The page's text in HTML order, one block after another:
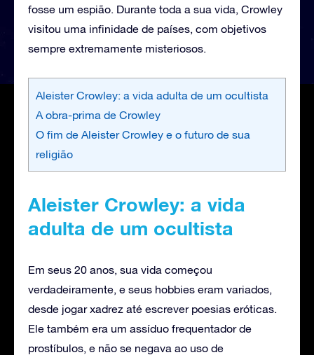
fosse um espião. Durante toda a sua vida, Crowley
visitou uma infinidade de países, com objetivos
sempre extremamente misteriosos.
Aleister Crowley: a vida adulta de um ocultista
A obra-prima de Crowley
O fim de Aleister Crowley e o futuro de sua
religião
Aleister Crowley: a vida
adulta de um ocultista
Em seus 20 anos, sua vida começou
verdadeiramente, e seus hobbies eram variados,
desde jogar xadrez até escrever poesias eróticas.
Ele também era um assíduo frequentador de
prostíbulos, e não se negava ao uso de